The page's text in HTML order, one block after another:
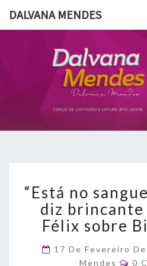
DALVANA MENDES
no
da
diz
“Está no
diz
Félix sobre
17 De Fevereiro
Mendes
0